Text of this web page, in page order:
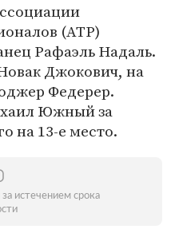
(ATP)
Рафаэль Надаль.
Джокович, на
Федерер.
Южный за
на 13-е место.
истечением срока